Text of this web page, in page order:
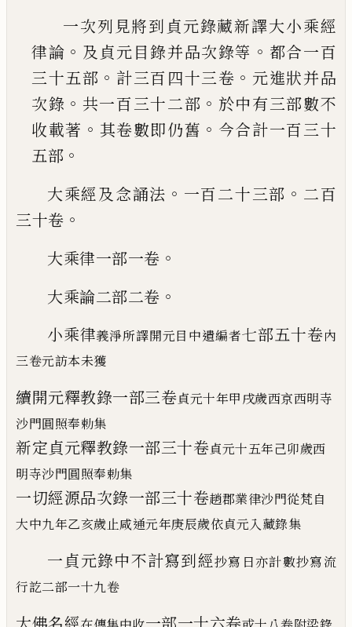
一次列見將到貞元錄藏新譯大小乘經
律論 。 及貞元目錄并品次錄等 。 都合一百
三十五部 。 計三百四十三卷 。 元進狀并品
次錄 。 共一百三十二部 。 於中有三部數不
收載著 。 其卷數即仍舊 。 今合計一百三十
五部 。
大乘經及念誦法 。 一百二十三部 。 二百
三十卷 。
大乘律一部一卷 。
大乘論二部二卷 。
小乘律義淨所譯開元目中遺編者七部五十卷內
三卷元訪本未獲
續開元釋教錄一部三卷貞元十年甲戌歲西京西明寺
沙門圓照奉勅集
新定貞元釋教錄一部三十卷貞元十五年己卯歲西
明寺沙門圓照奉勅集
一切經源品次錄一部三十卷趙郡業律沙門從梵自
大中九年乙亥歲止咸通元年庚辰歲依貞元入藏錄集
一貞元錄中不計寫到經抄寫日亦計數抄寫流
行訖二部一十九卷